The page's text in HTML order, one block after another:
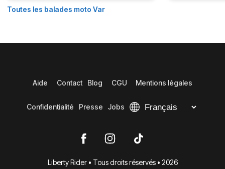
Toutes les balades moto Var
Aide Contact Blog CGU Mentions légales
Confidentialité Presse Jobs
Liberty Rider • Tous droits réservés • 2026